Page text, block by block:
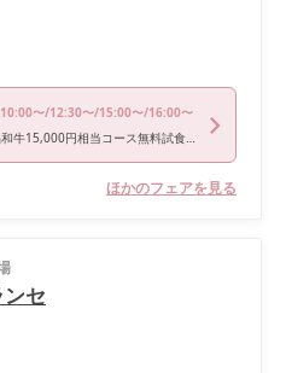
10:00〜/12:30〜/15:00〜/16:00〜
＼卒花人気NO.1／絶品和牛15,000円相当コース無料試食付きフェア
ほかのフェアを見る
セ